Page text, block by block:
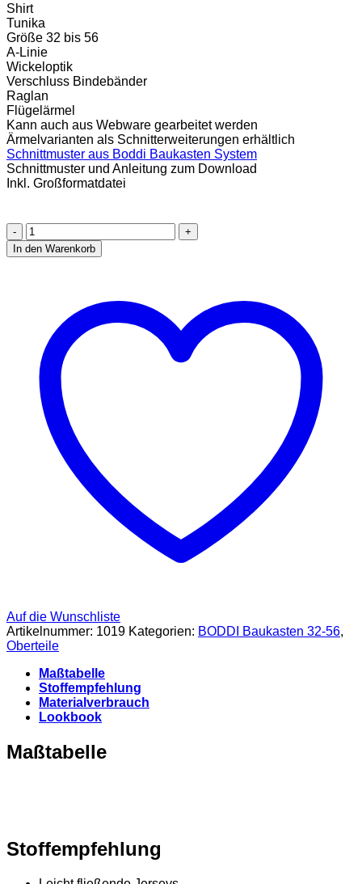
Shirt
Tunika
Größe 32 bis 56
A-Linie
Wickeloptik
Verschluss Bindebänder
Raglan
Flügelärmel
Kann auch aus Webware gearbeitet werden
Ärmelvarianten als Schnitterweiterungen erhältlich
Schnittmuster aus Boddi Baukasten System
Schnittmuster und Anleitung zum Download
Inkl. Großformatdatei
Mandy
Shirt
Ebook
In den Warenkorb
Auf die Wunschliste
Artikelnummer: 1019 Kategorien: BODDI Baukasten 32-56,
Oberteile
Maßtabelle
Stoffempfehlung
Materialverbrauch
Lookbook
Maßtabelle
Stoffempfehlung